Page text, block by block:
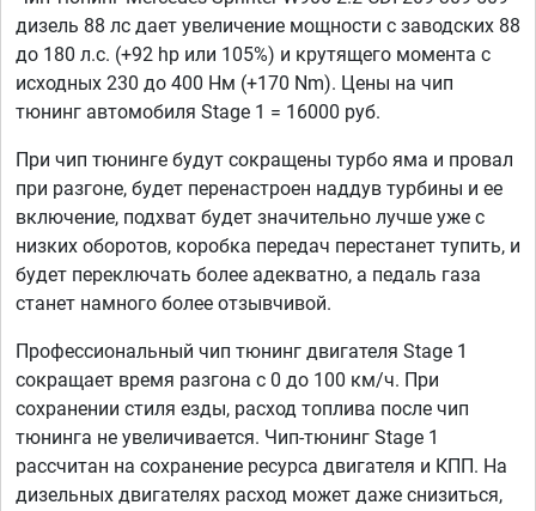
дизель 88 лс дает увеличение мощности с заводских 88
до 180 л.с. (+92 hp или 105%) и крутящего момента с
исходных 230 до 400 Нм (+170 Nm). Цены на чип
тюнинг автомобиля Stage 1 = 16000 руб.
При чип тюнинге будут сокращены турбо яма и провал
при разгоне, будет перенастроен наддув турбины и ее
включение, подхват будет значительно лучше уже с
низких оборотов, коробка передач перестанет тупить, и
будет переключать более адекватно, а педаль газа
станет намного более отзывчивой.
Профессиональный чип тюнинг двигателя Stage 1
сокращает время разгона с 0 до 100 км/ч. При
сохранении стиля езды, расход топлива после чип
тюнинга не увеличивается. Чип-тюнинг Stage 1
рассчитан на сохранение ресурса двигателя и КПП. На
дизельных двигателях расход может даже снизиться,